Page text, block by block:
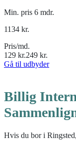
Min. pris 6 mdr.
1134 kr.
Pris/md.
129 kr.249 kr.
Gå til udbyder
Billig
Hvis du bor i